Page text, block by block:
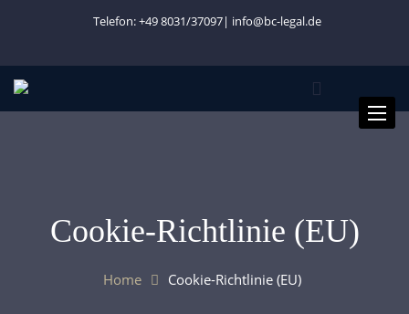
Telefon: +49 8031/37097| info@bc-legal.de
Toggle
Cookie-Richtlinie (EU)
Home Cookie-Richtlinie (EU)